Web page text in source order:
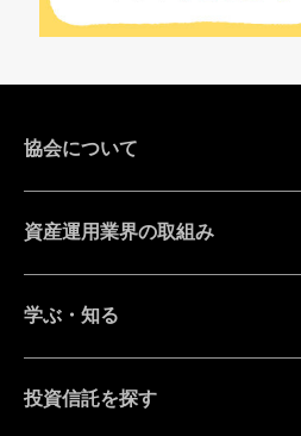
協会について
資産運用業界の取組み
学ぶ・知る
投資信託を探す